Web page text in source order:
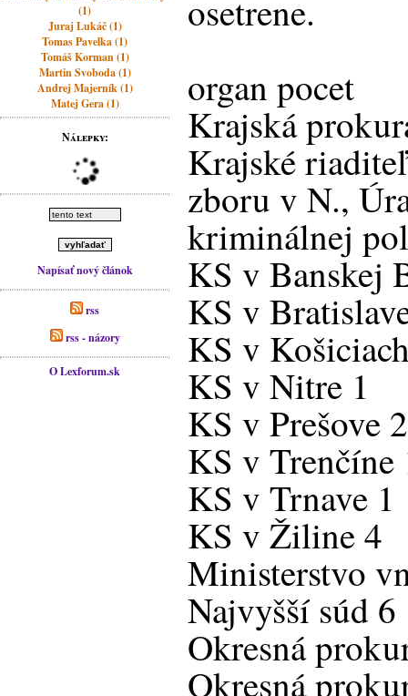
(1)
Juraj Lukáč (1)
Tomas Pavelka (1)
Tomáš Korman (1)
Martin Svoboda (1)
Andrej Majerník (1)
Matej Gera (1)
Nálepky:
Napísať nový článok
rss
rss - názory
O Lexforum.sk
osetrene.
organ pocet
Krajská
Krajské
zboru v N.,
kriminálnej
KS v Banskej
KS v
KS v
KS v Nitre 1
KS v Prešove 2
KS v Trenčíne
KS v Trnave 1
KS v Žiline 4
Ministerstvo
Najvyšší súd 6
Okresná
Okresná